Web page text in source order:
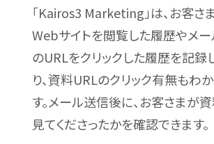
「Kairos3 Marketing」は、お客さ
Webサイトを閲覧した履歴やメ
のURLをクリックした履歴を記録
り、資料URLのクリック有無もわ
す。メール送信後に、お客さまが
見てくださったかを確認できます。